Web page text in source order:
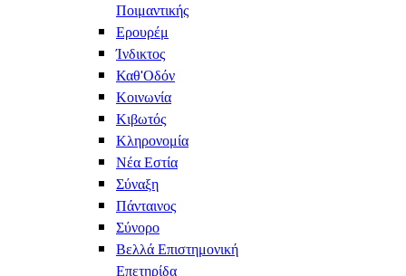
Ποιμαντικής
Ερουρέμ
Ίνδικτος
Καθ'Οδόν
Κοινωνία
Κιβωτός
Κληρονομία
Νέα Εστία
Σύναξη
Πάνταινος
Σύνορο
Βελλά Επιστημονική
Επετηρίδα